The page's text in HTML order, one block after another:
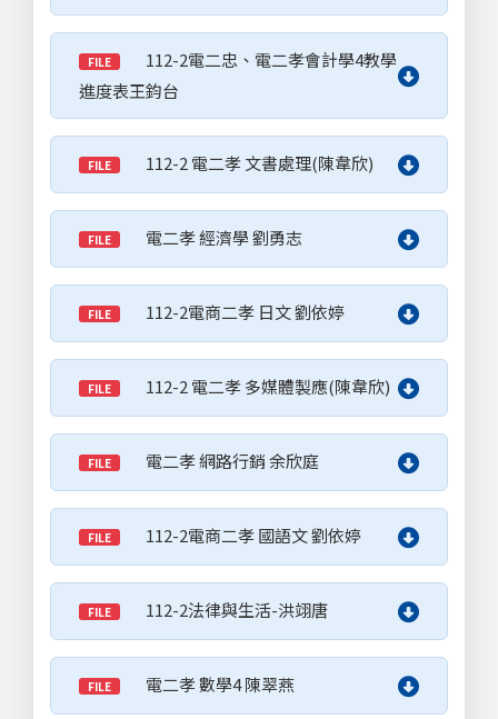
FILE
112-2電二忠、電二孝會計學4教學
進度表王鈞台
FILE 112-2 電二孝 文書處理(陳韋欣)
FILE 電二孝 經濟學 劉勇志
FILE 112-2電商二孝 日文 劉依婷
FILE 112-2 電二孝 多媒體製應(陳韋欣)
FILE 電二孝 網路行銷 余欣庭
FILE 112-2電商二孝 國語文 劉依婷
FILE 112-2法律與生活-洪翊唐
FILE 電二孝 數學4 陳翠燕